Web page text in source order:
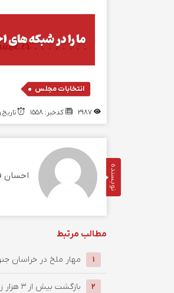
انتخابات مجلس
کدخبر: 1558 تاریخ و
نویسنده احسان
مطالب مرتبط
1 ‌مهار ملخ در خراسان
2 بازگشت بیش از ۳ هزار زائر اربعین حسینی به خراسان جنوبی / ...